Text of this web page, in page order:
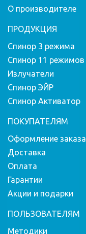
О производителе
ПРОДУКЦИЯ
Спинор 3 режима
Спинор 11 режимов
Излучатели
Спинор ЭЙР
Спинор Активатор
ПОКУПАТЕЛЯМ
Оформление заказа
Доставка
Оплата
Гарантии
Акции и подарки
ПОЛЬЗОВАТЕЛЯМ
Методики